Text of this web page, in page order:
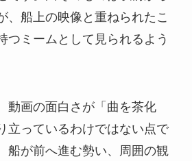
、船上の映像と重ねられたこ
つミームとして見られるよう
動画の面白さが「曲を茶化
立っているわけではない点で
船が前へ進む勢い、周囲の観